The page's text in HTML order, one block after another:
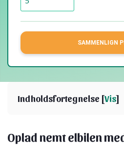
SAMMENLIGN
Indholdsfortegnelse [Vis]
Oplad nemt elbilen